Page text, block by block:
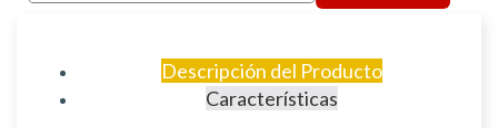
Descripción del Producto
Características